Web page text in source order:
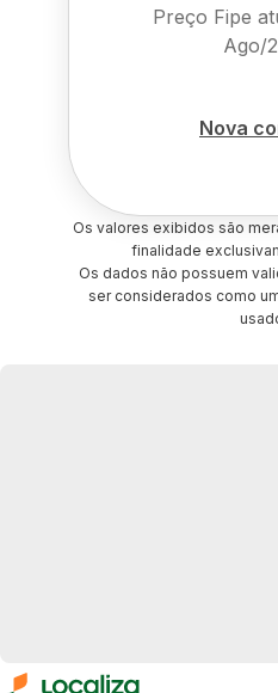
Preço Fipe
Ago/
Nova
Os valores exibidos são
finalidade
Os dados não possuem
ser considerados como